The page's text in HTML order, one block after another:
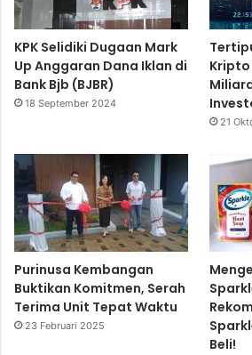
KPK Selidiki Dugaan Mark
Up Anggaran Dana Iklan di
Bank Bjb (BJBR)
18 September 2024
Kripto
21
Purinusa Kembangan
Buktikan Komitmen, Serah
Terima Unit Tepat Waktu
23 Februari 2025
Beli!